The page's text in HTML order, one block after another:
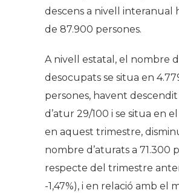
descens a nivell interanual
de 87.900 persones.
A nivell estatal, el nombre
desocupats se situa en
persones, havent
d’atur 29/100 i se situa en
en aquest trimestre,
nombre d’aturats a 71.300
respecte del trimestre
-1,47%), i en relació amb el